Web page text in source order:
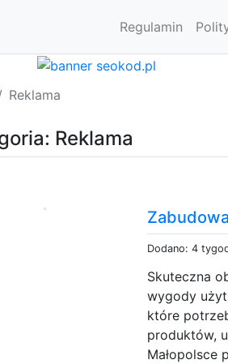
Regulamin
Reklama
Reklama
Dodano: 4
Skuteczna
wygody
które
produktów,
Małopolsce